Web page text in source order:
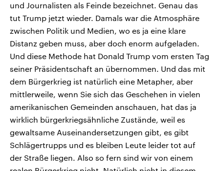
und Journalisten als Feinde bezeichnet. Genau das
tut Trump jetzt wieder. Damals war die Atmosphäre
zwischen Politik und Medien, wo es ja eine klare
Distanz geben muss, aber doch enorm aufgeladen.
Und diese Methode hat Donald Trump vom ersten Tag
seiner Präsidentschaft an übernommen. Und das mit
dem Bürgerkrieg ist natürlich eine Metapher, aber
mittlerweile, wenn Sie sich das Geschehen in vielen
amerikanischen Gemeinden anschauen, hat das ja
wirklich bürgerkriegsähnliche Zustände, weil es
gewaltsame Auseinandersetzungen gibt, es gibt
Schlägertrupps und es bleiben Leute leider tot auf
der Straße liegen. Also so fern sind wir von einem